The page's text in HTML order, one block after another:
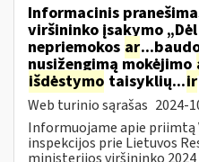
Informacinis
viršininko įsakymo
nepriemokos ar
nusižengimą mokėjimo
išdėstymo taisyklių...ir
Web turinio sąrašas 2024-
Informuojame apie priimtą
inspekcijos prie Lietuvos
ministerijos viršininko 2024